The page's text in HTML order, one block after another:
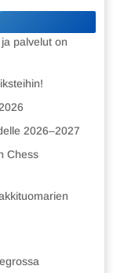
palvelut on
2026–2027
Chess